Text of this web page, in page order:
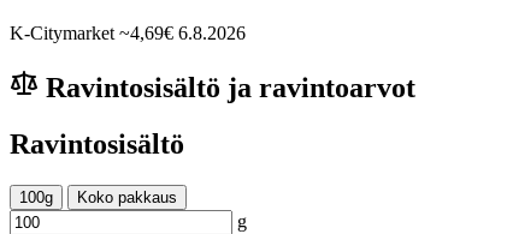
K-Citymarket ~4,69€ 6.8.2026
Ravintosisältö ja ravintoarvot
Ravintosisältö
100g Koko pakkaus
g